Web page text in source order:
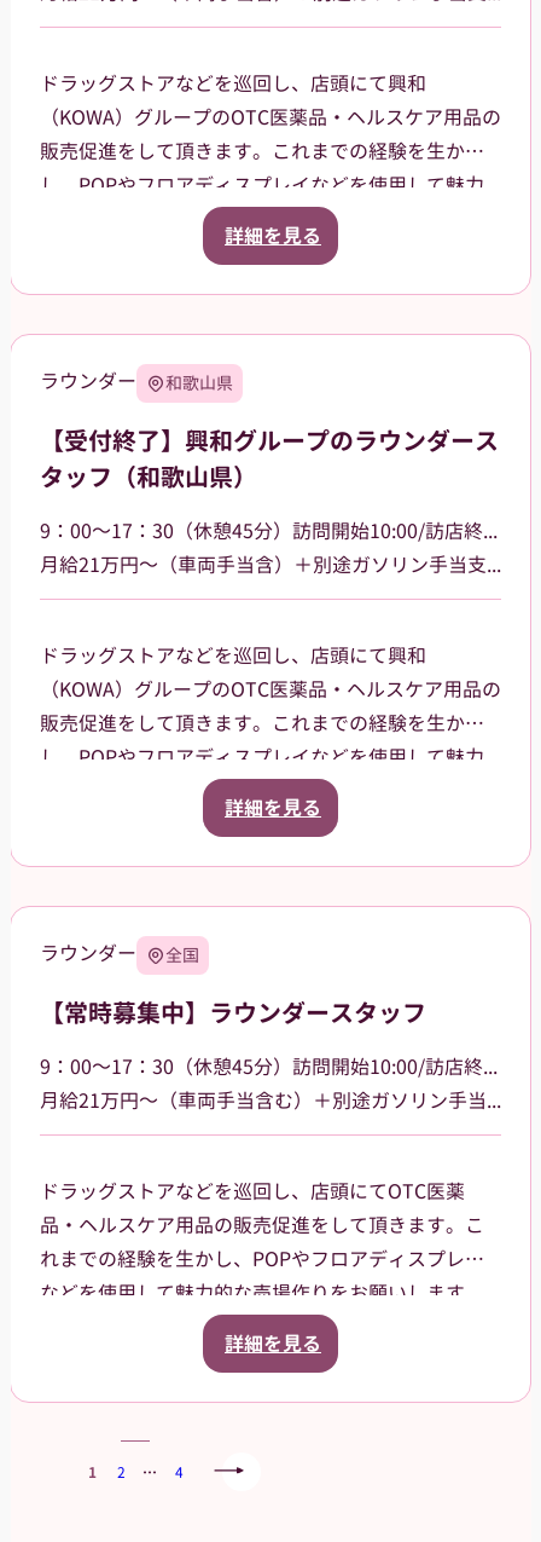
ドラッグストアなどを巡回し、店頭にて興和
（KOWA）グループのOTC医薬品・ヘルスケア用品の
販売促進をして頂きます。これまでの経験を生か
し、POPやフロアディスプレイなどを使用して魅力
的な売場作りをお願いします。また、商品や稼働に
関する研修などは、事前に担当者から数日間行いま
岐阜県岐阜市、大垣市を中心に、周辺エリアなども
詳細を見る
ラウンダー 和歌山県
【受付終了】興和グループのラウンダース
タッフ（和歌山県）
9：00～17：30（休憩45分）訪問開始10:00/訪店終了17:00
月給21万円～（車両手当含）＋別途ガソリン手当支給 その他手当あり
ドラッグストアなどを巡回し、店頭にて興和
（KOWA）グループのOTC医薬品・ヘルスケア用品の
販売促進をして頂きます。これまでの経験を生か
し、POPやフロアディスプレイなどを使用して魅力
的な売場作りをお願いします。また、商品や稼働に
関する研修などは、事前に担当者から数日間行いま
和歌山市を中心に一部有田市、
す。
詳細を見る
ラウンダー 全国
【常時募集中】ラウンダースタッフ
9：00～17：30（休憩45分）訪問開始10:00/訪店終了17:00
月給21万円～（車両手当含む）＋別途ガソリン手当支給 その他手当あり
ドラッグストアなどを巡回し、店頭にてOTC医薬
品・ヘルスケア用品の販売促進をして頂きます。こ
れまでの経験を生かし、POPやフロアディスプレイ
などを使用して魅力的な売場作りをお願いします。
また、商品や稼働に関する研修などは、事前に担当
者から数日間行いますので安心してください。ご就
詳細を見る
1 2 … 4